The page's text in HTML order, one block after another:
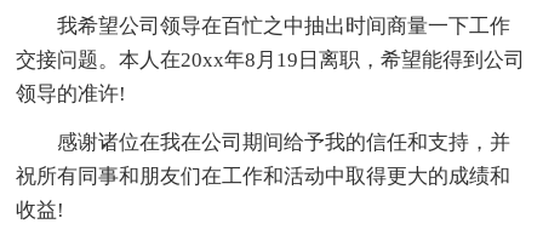
我希望公司领导在百忙之中抽出时间商量一下工作
交接问题。本人在20xx年8月19日离职，希望能得到公司
领导的准许!
感谢诸位在我在公司期间给予我的信任和支持，并
祝所有同事和朋友们在工作和活动中取得更大的成绩和
收益!